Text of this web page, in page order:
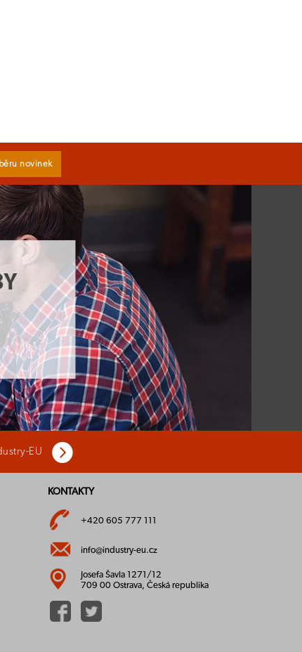
novinek
EU
KONTAKTY
+420 605 777 111
info@industry-eu.cz
Josefa Šavla 1271/12
709 00 Ostrava, Česká republika